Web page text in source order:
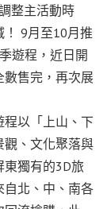
整主活動時
9月至10月推
遊程，近日開
數售完，再次展
以「上山、下
觀、文化聚落與
東獨有的3D旅
自北、中、南各